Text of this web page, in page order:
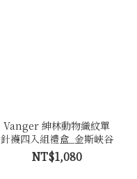
Vanger 紳林動物織紋單
針襪四入組禮盒_金斯峽谷
NT$1,080